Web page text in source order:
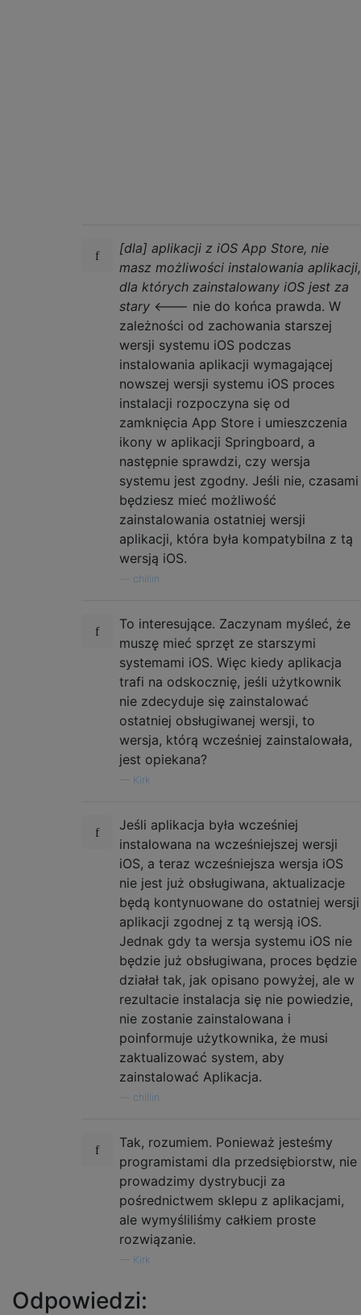
<string>software</
<!-- optional.
                    <key>subtitle</key>
<string>mycompany</
<!-- required.  the
                    <key>title</key>
<string>OurApp
                </dict>
            </dict>
        </array>
    </dict>
[dla] aplikacji z iOS App Store, nie
masz możliwości instalowania aplikacji,
dla których zainstalowany iOS jest za
stary <--- nie do końca prawda. W
zależności od zachowania starszej
wersji systemu iOS podczas
instalowania aplikacji wymagającej
nowszej wersji systemu iOS proces
instalacji rozpoczyna się od
zamknięcia App Store i umieszczenia
ikony w aplikacji Springboard, a
następnie sprawdzi, czy wersja
systemu jest zgodny. Jeśli nie, czasami
będziesz mieć możliwość
zainstalowania ostatniej wersji
aplikacji, która była kompatybilna z tą
wersją iOS.
chillin
To interesujące. Zaczynam myśleć, że
muszę mieć sprzęt ze starszymi
systemami iOS. Więc kiedy aplikacja
trafi na odskocznię, jeśli użytkownik
nie zdecyduje się zainstalować
ostatniej obsługiwanej wersji, to
wersja, którą wcześniej zainstalowała,
jest opiekana?
Kirk
Jeśli aplikacja była wcześniej
instalowana na wcześniejszej wersji
iOS, a teraz wcześniejsza wersja iOS
nie jest już obsługiwana, aktualizacje
będą kontynuowane do ostatniej wersji
aplikacji zgodnej z tą wersją iOS.
Jednak gdy ta wersja systemu iOS nie
będzie już obsługiwana, proces będzie
działał tak, jak opisano powyżej, ale w
rezultacie instalacja się nie powiedzie,
nie zostanie zainstalowana i
poinformuje użytkownika, że ​​musi
zaktualizować system, aby
zainstalować Aplikacja.
chillin
Tak, rozumiem. Ponieważ jesteśmy
programistami dla przedsiębiorstw, nie
prowadzimy dystrybucji za
pośrednictwem sklepu z aplikacjami,
ale wymyśliliśmy całkiem proste
rozwiązanie.
Kirk
Odpowiedzi: